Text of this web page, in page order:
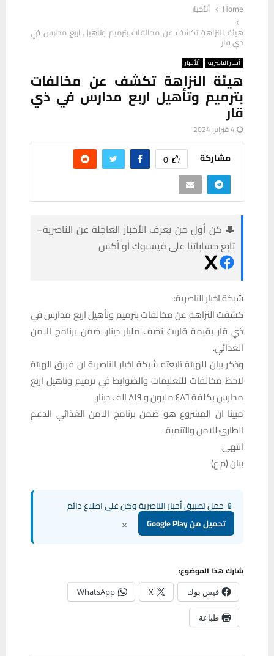
Home
ألأخبار
هيئة النزاهة تكشف عن مخالفات بترميم وتأهيل اربع مدارس في
ذي قار
أخبار الناصرية ألأخبار
هيئة النزاهة تكشف عن مخالفات
بترميم وتأهيل اربع مدارس في ذي
قار
4 فبراير، 2024
مشاركة 0
🔔 كن أول من يعرف الأخبار العاجلة عن الناصرية–
تابع حساباتنا على فيسبوك أو أكس
شبكة اخبار الناصرية:
كشفت النزاهة عن مخالفات بترميم وتأهيل اربع مدارس في
ذي قار بقيمة قاربت نصف مليار دينار، ضمن برنامج الامن
الغذائي.
وذكر بيان للهيئة تابعته شبكة اخبار الناصرية ان فريق الهيئة
لاحظ مخالفات للتعليمات والضوابط في ترميم وتاهيل اربع
مدارس بكلفة ٤٨٦ مليون و ٨١٩ الف دينار.
مبينا ان المشروع هو ضمن برنامج الامن الغذائي الدعم
الطارئ للامن والتنمية.
انتهى.
بيان (م ع)
📱 حمل تطبيق أخبار الناصرية وكن على اطلاع دائم
تحميل من Google Play ×
شارك هذا الموضوع:
فيس بوك X
WhatsApp
طباعة